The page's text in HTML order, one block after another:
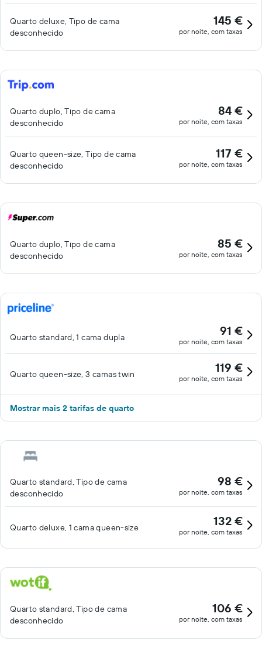
Quarto deluxe, Tipo de cama
desconhecido
145 €
por noite, com taxas
Quarto duplo, Tipo de cama
desconhecido
84 €
por noite, com taxas
Quarto queen-size, Tipo de cama
desconhecido
117 €
por noite, com taxas
Quarto duplo, Tipo de cama
desconhecido
85 €
por noite, com taxas
Quarto standard, 1 cama dupla 91 €
por noite, com taxas
Quarto queen-size, 3 camas twin 119 €
por noite, com taxas
Mostrar mais 2 tarifas de quarto
Quarto standard, Tipo de cama
desconhecido
98 €
por noite, com taxas
Quarto deluxe, 1 cama queen-size 132 €
por noite, com taxas
Quarto standard, Tipo de cama
desconhecido
106 €
por noite, com taxas